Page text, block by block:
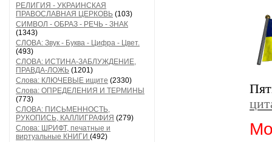
РЕЛИГИЯ - УКРАИНСКАЯ
ПРАВОСЛАВНАЯ ЦЕРКОВЬ (103)
СИМВОЛ - ОБРАЗ - РЕЧЬ - ЗНАК
(1343)
СЛОВА: Звук - Буква - Цифра - Цвет.
(493)
СЛОВА: ИСТИНА-ЗАБЛУЖДЕНИЕ,
ПРАВДА-ЛОЖЬ (1201)
Слова: КЛЮЧЕВЫЕ ищите (2330)
Слова: ОПРЕДЕЛЕНИЯ И ТЕРМИНЫ
(773)
СЛОВА: ПИСЬМЕННОСТЬ,
РУКОПИСЬ, КАЛЛИГРАФИЯ (279)
Слова: ШРИФТ, печатные и
виртуальные КНИГИ (492)